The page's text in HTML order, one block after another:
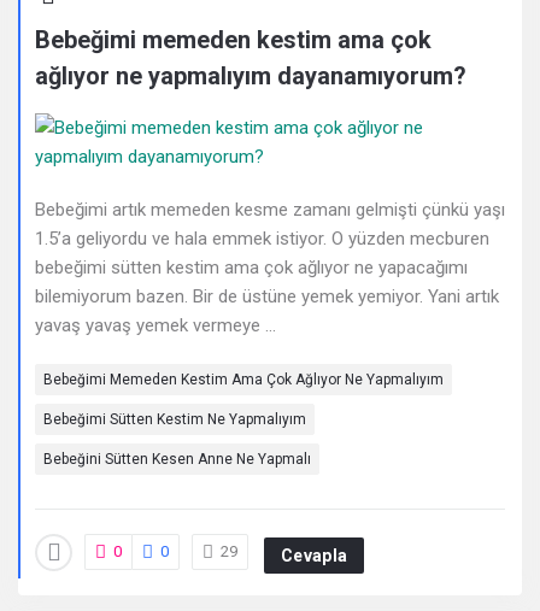
ve
Deneyimleri
En
Sorular
Bebeğimi memeden kestim ama çok
ağlıyor ne yapmalıyım dayanamıyorum?
Bebeğimi artık memeden kesme zamanı gelmişti çünkü yaşı
1.5’a geliyordu ve hala emmek istiyor. O yüzden mecburen
bebeğimi sütten kestim ama çok ağlıyor ne yapacağımı
bilemiyorum bazen. Bir de üstüne yemek yemiyor. Yani artık
yavaş yavaş yemek vermeye ...
Bebeğimi Memeden Kestim Ama Çok Ağlıyor Ne Yapmalıyım
Bebeğimi Sütten Kestim Ne Yapmalıyım
Bebeğini Sütten Kesen Anne Ne Yapmalı
0 0 29 Cevapla